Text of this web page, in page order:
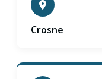
Crosne